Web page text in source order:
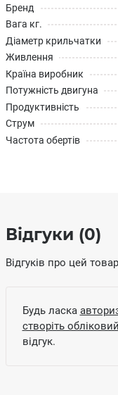
Бренд
Вага кг.
Діаметр крильчатки
Живлення
Країна виробник
Потужність двигуна
Продуктивність
Струм
Частота обертів
Відгуки (0)
Відгуків про цей
Будь ласка
створіть
відгук.